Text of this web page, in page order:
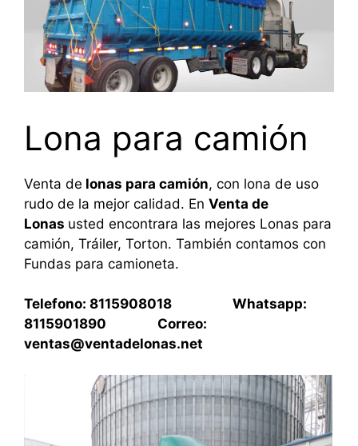
Lona para camión
Venta de lonas para camión, con lona de uso
rudo de la mejor calidad. En Venta de
Lonas usted encontrara las mejores Lonas para
camión, Tráiler, Torton. También contamos con
Fundas para camioneta.
Telefono: 8115908018 Whatsapp:
8115901890 Correo:
ventas@ventadelonas.net